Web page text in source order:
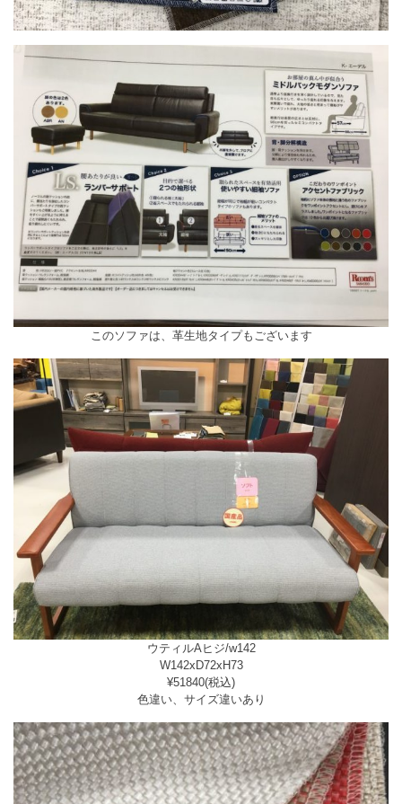
このソファは、革生地タイプもございます
ウティルAヒジ/w142
W142xD72xH73
¥51840(税込)
色違い、サイズ違いあり